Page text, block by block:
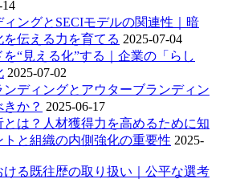
14
ングとSECIモデルの関連性｜暗
伝える力を育てる 2025-07-04
“見える化”する｜企業の「らし
2025-07-02
ンディングとアウターブランディン
か？ 2025-06-17
は？人材獲得力を高めるために知
トと組織の内側強化の重要性 2025-
ける既往歴の取り扱い｜公平な選考